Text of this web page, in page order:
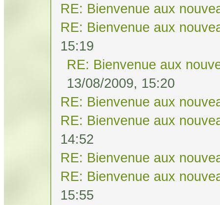
RE: Bienvenue aux
RE: Bienvenue aux
15:19
RE: Bienvenue aux
13/08/2009, 15:20
RE: Bienvenue aux
RE: Bienvenue aux
14:52
RE: Bienvenue aux
RE: Bienvenue aux
15:55